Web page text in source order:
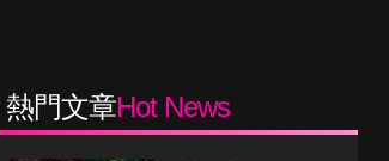
熱門文章Hot News